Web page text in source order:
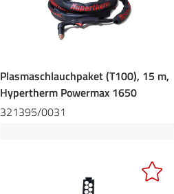
Plasmaschlauchpaket (T100), 15 m,
Hypertherm Powermax 1650
321395/0031